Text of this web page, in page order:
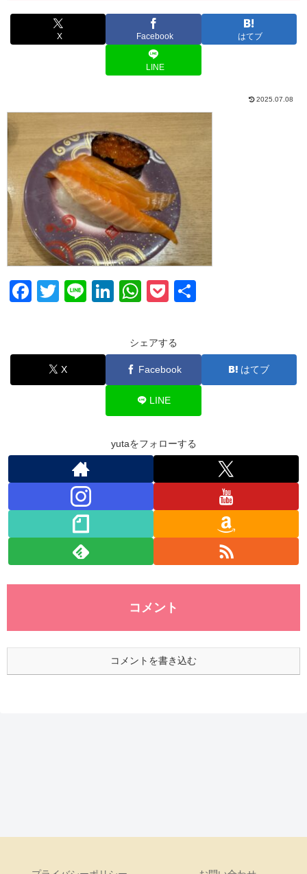
X Facebook はてブ
LINE
2025.07.08
F
e
b
T
er
Li
Li
e
dI
W
at
s
A
p
p
P
ck
et
シェアする
X Facebook はてブ
LINE
yutaをフォローする
コメント
コメントを書き込む